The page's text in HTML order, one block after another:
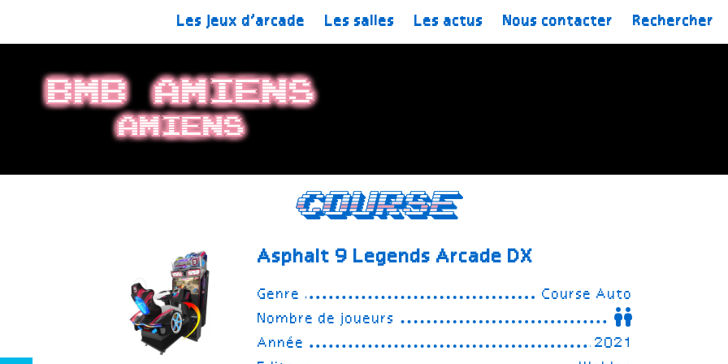
Les jeux d’arcade Les salles Les actus Nous contacter Rechercher
BMB Amiens
Amiens
Course
Asphalt 9 Legends ArcadeDX
Genre
Course Auto
Nombre de joueurs
Année
2021